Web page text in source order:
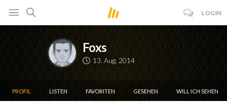
LOGIN
Foxs
13. Aug. 2014
PROFIL LISTEN FAVORITEN GESEHEN WILL ICH SEHEN